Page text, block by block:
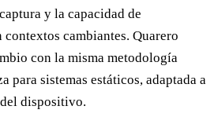
y la capacidad de
cambiantes. Quarero
con la misma metodología
para sistemas estáticos, adaptada a
dispositivo.